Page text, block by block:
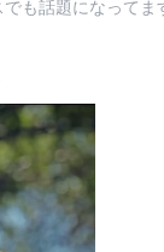
も話題になってま